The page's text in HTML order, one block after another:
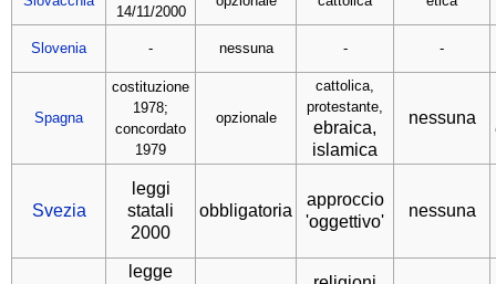
14/11/2000
Slovenia - nessuna - -
Spagna
costituzione
1978;
concordato
1979
opzionale
cattolica,
protestante,
ebraica,
islamica
nessuna
Svezia
leggi
statali
2000
obbligatoria
approccio
'oggettivo'
nessuna
legge